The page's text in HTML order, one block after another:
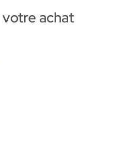
votre achat